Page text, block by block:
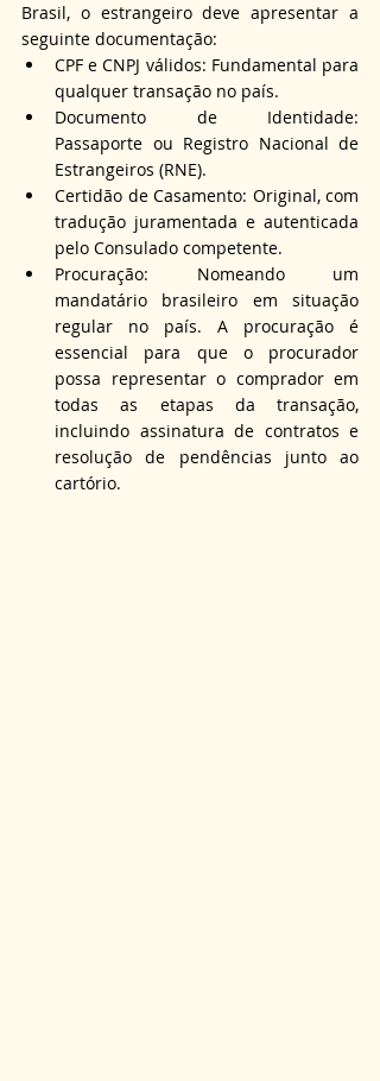
Brasil, o estrangeiro deve apresentar a
seguinte documentação:
CPF e CNPJ válidos: Fundamental para
qualquer transação no país.
Documento de Identidade:
Passaporte ou Registro Nacional de
Estrangeiros (RNE).
Certidão de Casamento: Original, com
tradução juramentada e autenticada
pelo Consulado competente.
Procuração: Nomeando um
mandatário brasileiro em situação
regular no país. A procuração é
essencial para que o procurador
possa representar o comprador em
todas as etapas da transação,
incluindo assinatura de contratos e
resolução de pendências junto ao
cartório.